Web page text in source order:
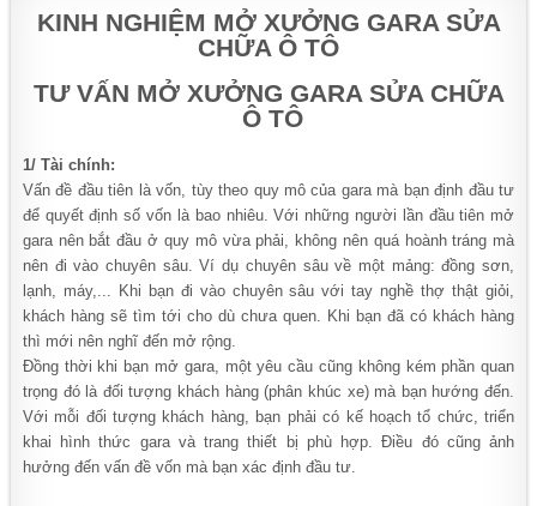
KINH NGHIỆM MỞ XƯỞNG GARA SỬA
CHỮA Ô TÔ
TƯ VẤN MỞ XƯỞNG GARA SỬA CHỮA
Ô TÔ
1/ Tài chính:
Vấn đề đầu tiên là vốn, tùy theo quy mô của gara mà bạn định đầu tư
để quyết định số vốn là bao nhiêu. Với những người lần đầu tiên mở
gara nên bắt đầu ở quy mô vừa phải, không nên quá hoành tráng mà
nên đi vào chuyên sâu. Ví dụ chuyên sâu về một mảng: đồng sơn,
lạnh, máy,... Khi bạn đi vào chuyên sâu với tay nghề thợ thật giỏi,
khách hàng sẽ tìm tới cho dù chưa quen. Khi bạn đã có khách hàng
thì mới nên nghĩ đến mở rộng.
Đồng thời khi bạn mở gara, một yêu cầu cũng không kém phần quan
trọng đó là đối tượng khách hàng (phân khúc xe) mà bạn hướng đến.
Với mỗi đối tượng khách hàng, bạn phải có kế hoạch tổ chức, triển
khai hình thức gara và trang thiết bị phù hợp. Điều đó cũng ảnh
hưởng đến vấn đề vốn mà bạn xác định đầu tư.